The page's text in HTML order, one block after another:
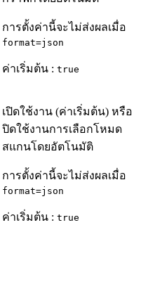
การตั้งค่านี้จะไม่ส่งผลเมื่อ
format=json
ค่าเริ่มต้น : true
เปิดใช้งาน (ค่าเริ่มต้น) หรือ
ปิดใช้งานการเลือกโหมด
สแกนโดยอัตโนมัติ
การตั้งค่านี้จะไม่ส่งผลเมื่อ
format=json
ค่าเริ่มต้น : true